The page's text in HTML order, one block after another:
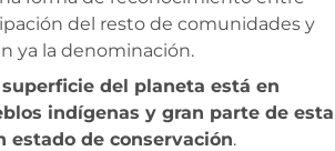
del resto de comunidades y
ya la denominación.
superficie del planeta está en
indígenas y gran parte de esta
estado de conservación.